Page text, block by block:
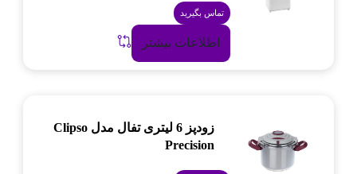
تماس بگیرید
اطلاعات بیشتر
زودپز 6 لیتری تفال مدل Clipso
Precision